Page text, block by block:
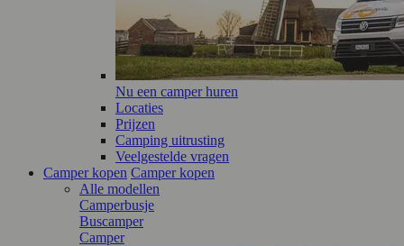
Nu een camper huren
Locaties
Prijzen
Camping uitrusting
Veelgestelde vragen
Camper kopen Camper kopen
Alle modellen
Camperbusje
Buscamper
Camper